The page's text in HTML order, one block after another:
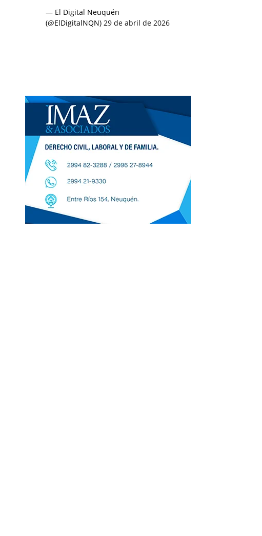
— El Digital Neuquén
(@ElDigitalNQN) 29 de abril de 2026